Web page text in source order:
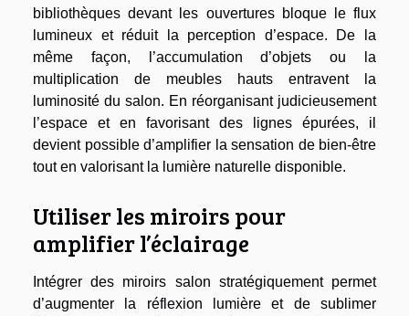
bibliothèques devant les ouvertures bloque le flux
lumineux et réduit la perception d’espace. De la
même façon, l’accumulation d’objets ou la
multiplication de meubles hauts entravent la
luminosité du salon. En réorganisant judicieusement
l’espace et en favorisant des lignes épurées, il
devient possible d’amplifier la sensation de bien-être
tout en valorisant la lumière naturelle disponible.
Utiliser les miroirs pour
amplifier l’éclairage
Intégrer des miroirs salon stratégiquement permet
d’augmenter la réflexion lumière et de sublimer